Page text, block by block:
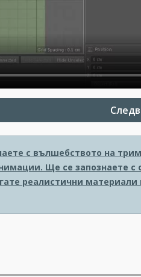
с вълшебството на
Ще се запознаете с
реалистични материали